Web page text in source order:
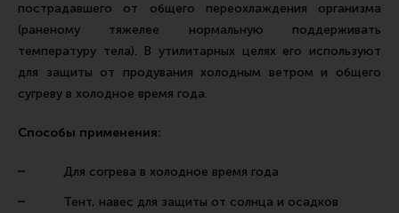
Ершики, вишеры, переходники
Патчи
Релоадинг
Линия Огня Медиа
пострадавшего от общего переохлаждения организма
(раненому тяжелее нормальную поддерживать
температуру тела). В утилитарных целях его используют
для защиты от продувания холодным ветром и общего
сугреву в холодное время года.
Способы применения:
Для согрева в холодное время года
Тент, навес для защиты от солнца и осадков